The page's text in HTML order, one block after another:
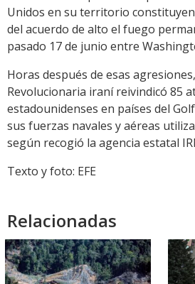
Unidos en su territorio
del acuerdo de alto el fuego
pasado 17 de junio entre
Horas después de esas
Revolucionaria iraní reivindicó 85
estadounidenses en países del
sus fuerzas navales y aéreas
según recogió la agencia estatal
Texto y foto: EFE
Relacionadas